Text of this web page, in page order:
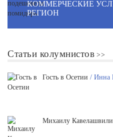
КОММЕРЧЕСКИЕ
РЕГИОН
Статьи колумнистов
Гость в Осетии / Инна
Михаилу